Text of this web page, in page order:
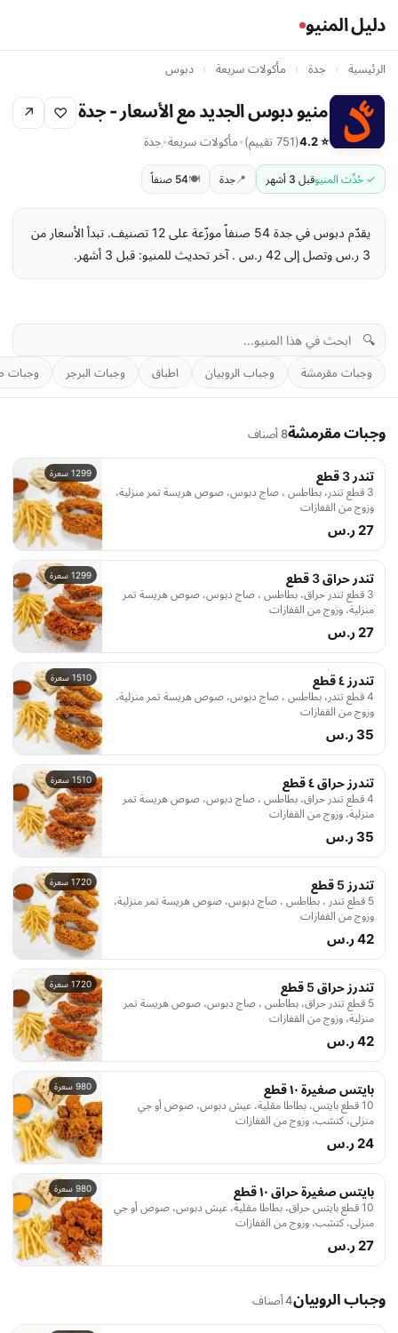
دليل المنيو
الرئيسية › جدة › مأكولات سريعة › دبوس
منيو دبوس الجديد مع الأسعار - جدة
⭐ 4.2 (751 تقييم) •مأكولات سريعة•جدة
♡
↗
✓ حُدِّث المنيوقبل 3 أشهر 📍جدة 🍽️54 صنفاً
يقدّم دبوس في جدة 54 صنفاً موزّعة على 12 تصنيف. تبدأ الأسعار من
3 ر.س وتصل إلى 42 ر.س . آخر تحديث للمنيو: قبل 3 أشهر.
🔍
وجبات مقرمشة وجباب الروبيان اطباق وجبات البرجر وجبات
وجبات مقرمشة8 أصناف
1299 سعرة تندر 3 قطع
3 قطع تندر، بطاطس ، صاج دبوس، صوص هريسة تمر منزلية،
وزوج من القفازات
27 ر.س
1299 سعرة تندر حراق 3 قطع
3 قطع تندر حراق، بطاطس ، صاج دبوس، صوص هريسة تمر
منزلية، وزوج من القفازات
27 ر.س
1510 سعرة تندرز ٤ قطع
4 قطع تندر، بطاطس ، صاج دبوس، صوص هريسة تمر منزلية،
وزوج من القفازات
35 ر.س
1510 سعرة تندرز حراق ٤ قطع
4 قطع تندر حراق، بطاطس ، صاج دبوس، صوص هريسة تمر
منزلية، وزوج من القفازات
35 ر.س
1720 سعرة تندرز 5 قطع
5 قطع تندر ، بطاطس ، صاج دبوس، صوص هريسة تمر منزلية،
وزوج من القفازات
42 ر.س
1720 سعرة تندرز حراق 5 قطع
5 قطع تندر حراق، بطاطس ، صاج دبوس، صوص هريسة تمر
منزلية، وزوج من القفازات
42 ر.س
980 سعرة بايتس صغيرة ١٠ قطع
10 قطع بايتس، بطاطا مقلية، عيش دبوس، صوص أو جي
منزلي، كتشب، وزوج من القفازات
24 ر.س
980 سعرة بايتس صغيرة حراق ١٠ قطع
10 قطع بايتس حراق، بطاطا مقلية، عيش دبوس، صوص أو جي
منزلي، كتشب، وزوج من القفازات
27 ر.س
وجباب الروبيان4 أصناف